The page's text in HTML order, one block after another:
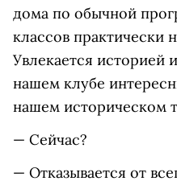
дома по обычной
классов практически
Увлекается историей
нашем клубе
нашем историческом
— Сейчас?
— Отказывается от